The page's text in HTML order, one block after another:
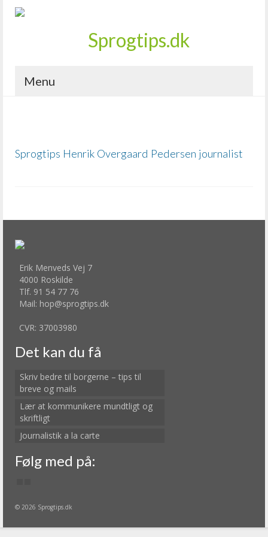
Menu
Sprogtips Henrik Overgaard Pedersen journalist
Erik Menveds Vej 7
4000 Roskilde
Tlf. 91 54 77 76
Mail: hop@sprogtips.dk
CVR: 37003980
Det kan du få
Skriv bedre til borgerne – tips til
breve og mails
Lær at kommunikere mundtligt og
skriftligt
Journalistik a la carte
Følg med på:
© 2026 Sprogtips.dk